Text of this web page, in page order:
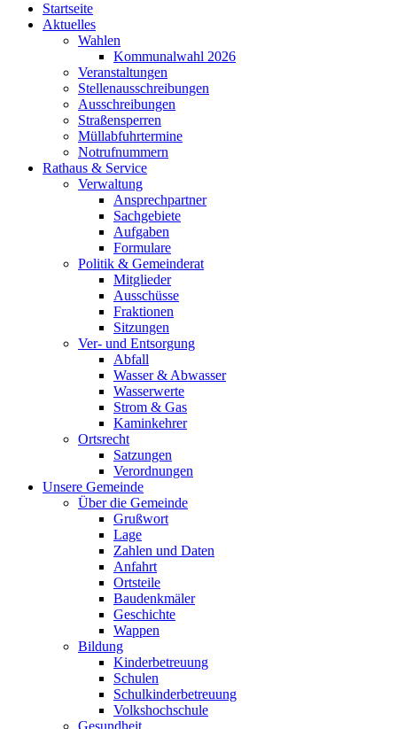
Startseite
Aktuelles
Wahlen
Kommunalwahl 2026
Veranstaltungen
Stellenausschreibungen
Ausschreibungen
Straßensperren
Müllabfuhrtermine
Notrufnummern
Rathaus & Service
Verwaltung
Ansprechpartner
Sachgebiete
Aufgaben
Formulare
Politik & Gemeinderat
Mitglieder
Ausschüsse
Fraktionen
Sitzungen
Ver- und Entsorgung
Abfall
Wasser & Abwasser
Wasserwerte
Strom & Gas
Kaminkehrer
Ortsrecht
Satzungen
Verordnungen
Unsere Gemeinde
Über die Gemeinde
Grußwort
Lage
Zahlen und Daten
Anfahrt
Ortsteile
Baudenkmäler
Geschichte
Wappen
Bildung
Kinderbetreuung
Schulen
Schulkinderbetreuung
Volkshochschule
Gesundheit